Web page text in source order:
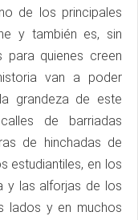
de los principales
y también es, sin
para quienes creen
van a poder
grandeza de este
de barriadas
de hinchadas de
estudiantiles, en los
y las alforjas de los
lados y en muchos